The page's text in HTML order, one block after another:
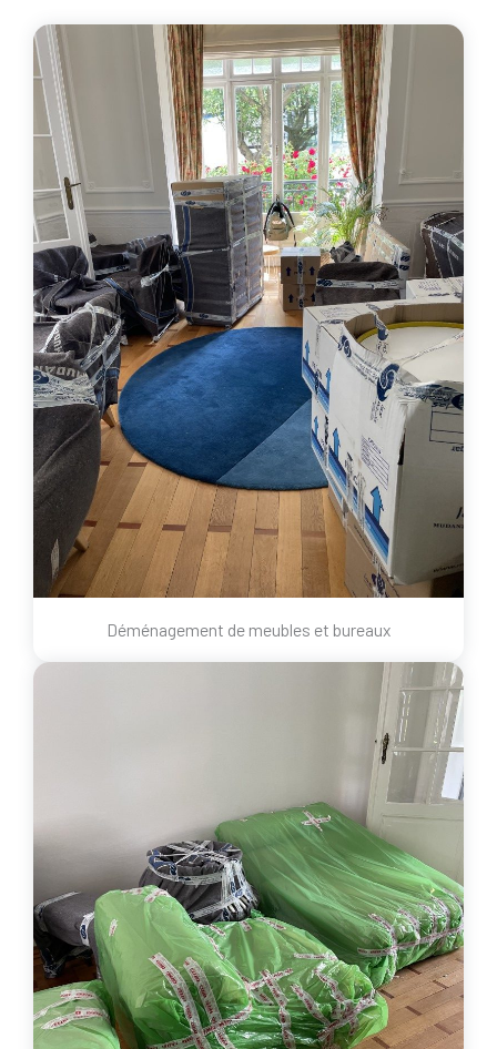
Déménagement de meubles et bureaux